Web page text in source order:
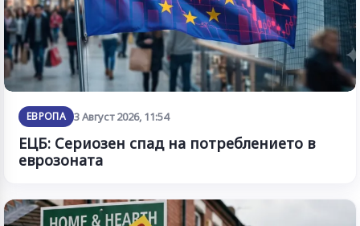
ЕВРОПА 3 Август 2026, 11:54
ЕЦБ: Сериозен спад на потреблението в
еврозоната